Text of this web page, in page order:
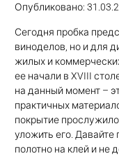
Опубликовано:
Сегодня пробка
виноделов, но и для
жилых и
ее начали в XVIII
на данный момент –
практичных
покрытие
уложить его. Давайте
полотно на клей и не